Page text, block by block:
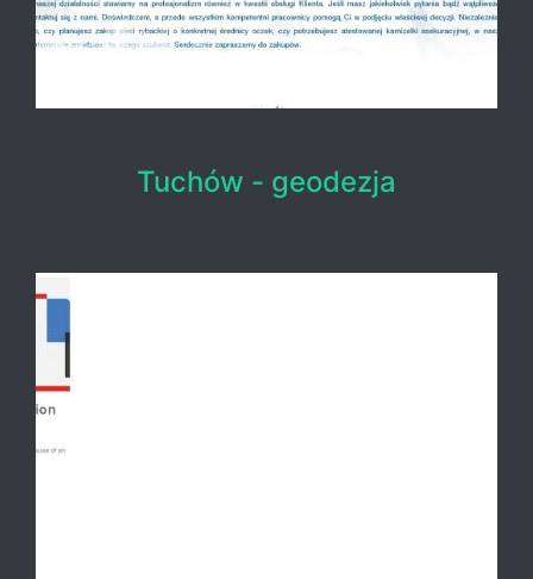
Tuchów - geodezja